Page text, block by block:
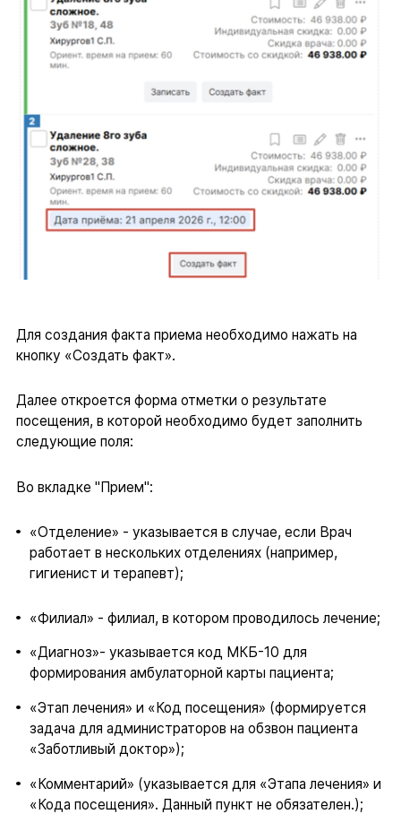
Для создания факта приема необходимо нажать на
кнопку «Создать факт».
Далее откроется форма отметки о результате
посещения, в которой необходимо будет заполнить
следующие поля:
Во вкладке "Прием":
«Отделение» - указывается в случае, если Врач
работает в нескольких отделениях (например,
гигиенист и терапевт);
«Филиал» - филиал, в котором проводилось лечение;
«Диагноз»- указывается код МКБ-10 для
формирования амбулаторной карты пациента;
«Этап лечения» и «Код посещения» (формируется
задача для администраторов на обзвон пациента
«Заботливый доктор»);
«Комментарий» (указывается для «Этапа лечения» и
«Кода посещения». Данный пункт не обязателен.);